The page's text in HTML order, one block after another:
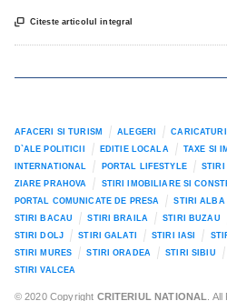
 Citeste articolul integral
AFACERI SI TURISM ALEGERI CARICATURI
D`ALE POLITICII
EDITIE LOCALA TAXE SI
INTERNATIONAL
PORTAL LIFESTYLE
STIRI
ZIARE PRAHOVA
STIRI IMOBILIARE SI
PORTAL COMUNICATE DE PRESA
STIRI ALBA
STIRI BACAU
STIRI BRAILA STIRI BUZAU
STIRI DOLJ
STIRI GALATI STIRI IASI
STIRI MURES
STIRI ORADEA STIRI SIBIU
STIRI VALCEA
© 2020 Copyright CRITERIUL NATIONAL .